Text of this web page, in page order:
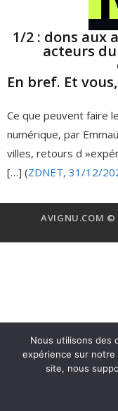
1/2 : dons aux
acteurs
En bref. Et
Ce que peuvent faire
numérique, par
villes, retours d
[…] (ZDNET, 31/12/
AVIGNU.COM ©
Nous utilisons des
expérience sur
site, nous